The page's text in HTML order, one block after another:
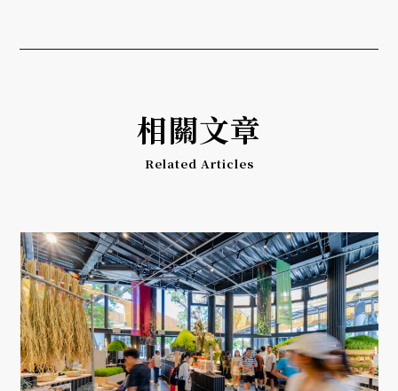
相關文章
Related Articles